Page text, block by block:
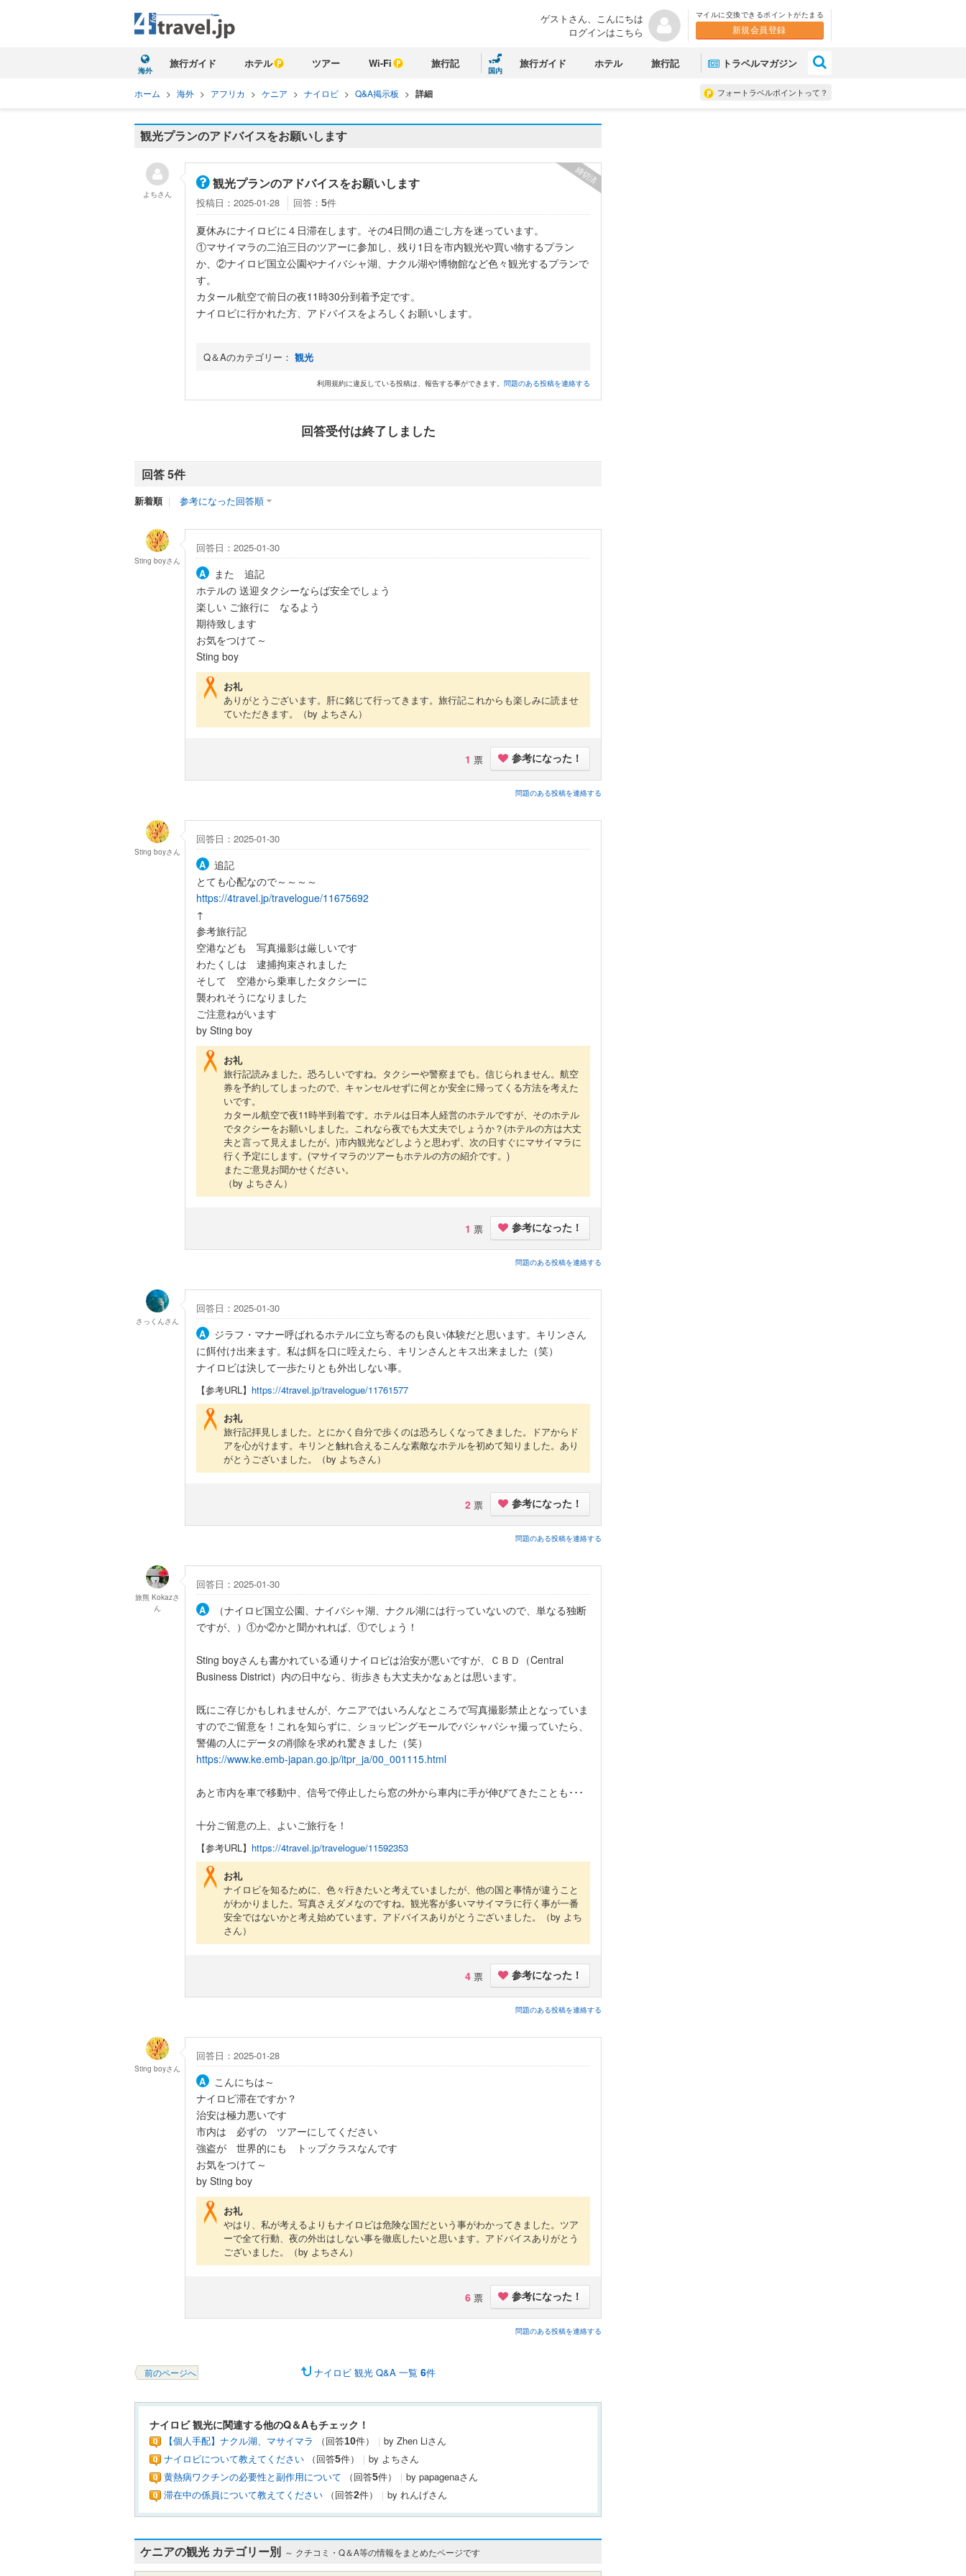
ゲストさん、こんにちは
ログインはこちら
マイルに交換できるポイントがたまる
新規会員登録
海外
旅行ガイド ホテル ツアー Wi-Fi 旅行記
国内
旅行ガイド ホテル 旅行記 トラベルマガジン
フォートラベルポイントって？
ホーム > 海外 > アフリカ > ケニア > ナイロビ > Q&A掲示板 > 詳細
観光プランのアドバイスをお願いします
観光プランのアドバイスをお願いします
投稿日：2025-01-28 回答： 5件
締切済
夏休みにナイロビに４日滞在します。その4日間の過ごし方を迷っています。
①マサイマラの二泊三日のツアーに参加し、残り1日を市内観光や買い物するプラン
か、②ナイロビ国立公園やナイバシャ湖、ナクル湖や博物館など色々観光するプランで
す。
カタール航空で前日の夜11時30分到着予定です。
ナイロビに行かれた方、アドバイスをよろしくお願いします。
Q＆Aのカテゴリー： 観光
利用規約に違反している投稿は、報告する事ができます。 問題のある投稿を連絡する
よちさん
回答受付は終了しました
回答 5件
新着順 ｜ 参考になった回答順
回答日：2025-01-30
また 追記
ホテルの 送迎タクシーならば安全でしょう
楽しい ご旅行に なるよう
期待致します
お気をつけて～
Sting boy
お礼
ありがとうございます。肝に銘じて行ってきます。旅行記これからも楽しみに読ませ
ていただきます。
（by よちさん）
1 票 参考になった！
問題のある投稿を連絡する
Sting boyさん
回答日：2025-01-30
追記
とても心配なので～～～～
https://4travel.jp/travelogue/11675692
↑
参考旅行記
空港なども 写真撮影は厳しいです
わたくしは 逮捕拘束されました
そして 空港から乗車したタクシーに
襲われそうになりました
ご注意ねがいます
by Sting boy
お礼
旅行記読みました。恐ろしいですね。タクシーや警察までも。信じられません。航空
券を予約してしまったので、キャンセルせずに何とか安全に帰ってくる方法を考えた
いです。
カタール航空で夜11時半到着です。ホテルは日本人経営のホテルですが、そのホテル
でタクシーをお願いしました。これなら夜でも大丈夫でしょうか？(ホテルの方は大丈
夫と言って見えましたが。)市内観光などしようと思わず、次の日すぐにマサイマラに
行く予定にします。(マサイマラのツアーもホテルの方の紹介です。)
またご意見お聞かせください。
（by よちさん）
1 票 参考になった！
問題のある投稿を連絡する
Sting boyさん
回答日：2025-01-30
ジラフ・マナー呼ばれるホテルに立ち寄るのも良い体験だと思います。キリンさん
に餌付け出来ます。私は餌を口に咥えたら、キリンさんとキス出来ました（笑）
ナイロビは決して一歩たりとも外出しない事。
【参考URL】 https://4travel.jp/travelogue/11761577
お礼
旅行記拝見しました。とにかく自分で歩くのは恐ろしくなってきました。ドアからド
アを心がけます。キリンと触れ合えるこんな素敵なホテルを初めて知りました。あり
がとうございました。
（by よちさん）
2 票 参考になった！
問題のある投稿を連絡する
さっくんさん
回答日：2025-01-30
（ナイロビ国立公園、ナイバシャ湖、ナクル湖には行っていないので、単なる独断
ですが、）①か②かと聞かれれば、①でしょう！
Sting boyさんも書かれている通りナイロビは治安が悪いですが、ＣＢＤ（Central
Business District）内の日中なら、街歩きも大丈夫かなぁとは思います。
既にご存じかもしれませんが、ケニアではいろんなところで写真撮影禁止となっていま
すのでご留意を！これを知らずに、ショッピングモールでパシャパシャ撮っていたら、
警備の人にデータの削除を求めれ驚きました（笑）
https://www.ke.emb-japan.go.jp/itpr_ja/00_001115.html
あと市内を車で移動中、信号で停止したら窓の外から車内に手が伸びてきたことも･･･
十分ご留意の上、よいご旅行を！
【参考URL】 https://4travel.jp/travelogue/11592353
お礼
ナイロビを知るために、色々行きたいと考えていましたが、他の国と事情が違うこと
がわかりました。写真さえダメなのですね。観光客が多いマサイマラに行く事が一番
安全ではないかと考え始めています。アドバイスありがとうございました。
（by よち
さん）
4 票 参考になった！
問題のある投稿を連絡する
旅熊 Kokazさ
ん
回答日：2025-01-28
こんにちは～
ナイロビ滞在ですか？
治安は極力悪いです
市内は 必ずの ツアーにしてください
強盗が 世界的にも トップクラスなんです
お気をつけて～
by Sting boy
お礼
やはり、私が考えるよりもナイロビは危険な国だという事がわかってきました。ツア
ーで全て行動、夜の外出はしない事を徹底したいと思います。アドバイスありがとう
ございました。
（by よちさん）
6 票 参考になった！
問題のある投稿を連絡する
Sting boyさん
ナイロビ 観光 Q&A 一覧 6件
前のページへ
ナイロビ 観光に関連する他のQ＆Aもチェック！
【個人手配】ナクル湖、マサイマラ （回答10件） ｜ by Zhen Liさん
ナイロビについて教えてください （回答5件） ｜ by よちさん
黄熱病ワクチンの必要性と副作用について （回答5件） ｜ by papagenaさん
滞在中の係員について教えてください （回答2件） ｜ by れんげさん
ケニアの観光 カテゴリー別 ～ クチコミ・Q＆A等の情報をまとめたページです